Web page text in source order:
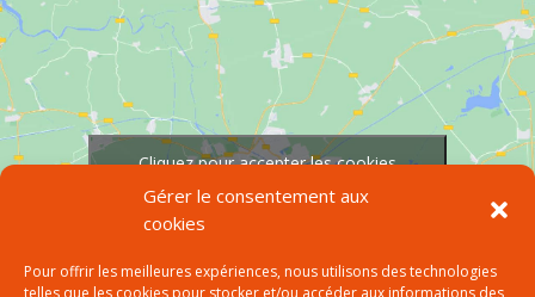
Gérer le consentement aux
cookies
Pour offrir les meilleures expériences, nous utilisons des technologies
telles que les cookies pour stocker et/ou accéder aux informations des
Cliquez pour accepter les cookies
marketing et activer ce contenu